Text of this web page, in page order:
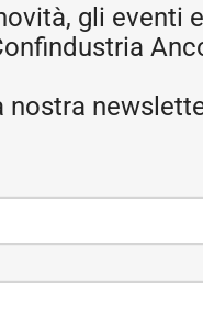
gli eventi
nostra